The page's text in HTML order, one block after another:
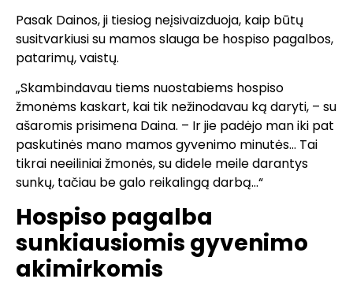
Pasak Dainos, ji tiesiog neįsivaizduoja, kaip būtų
susitvarkiusi su mamos slauga be hospiso pagalbos,
patarimų, vaistų.
„Skambindavau tiems nuostabiems hospiso
žmonėms kaskart, kai tik nežinodavau ką daryti, – su
ašaromis prisimena Daina. – Ir jie padėjo man iki pat
paskutinės mano mamos gyvenimo minutės… Tai
tikrai neeiliniai žmonės, su didele meile darantys
sunkų, tačiau be galo reikalingą darbą…“
Hospiso pagalba
sunkiausiomis gyvenimo
akimirkomis